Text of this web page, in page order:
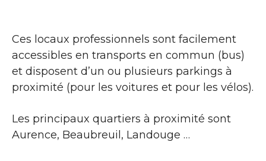
Ces locaux professionnels sont facilement
accessibles en transports en commun (bus)
et disposent d’un ou plusieurs parkings à
proximité (pour les voitures et pour les vélos).
Les principaux quartiers à proximité sont
Aurence, Beaubreuil, Landouge …